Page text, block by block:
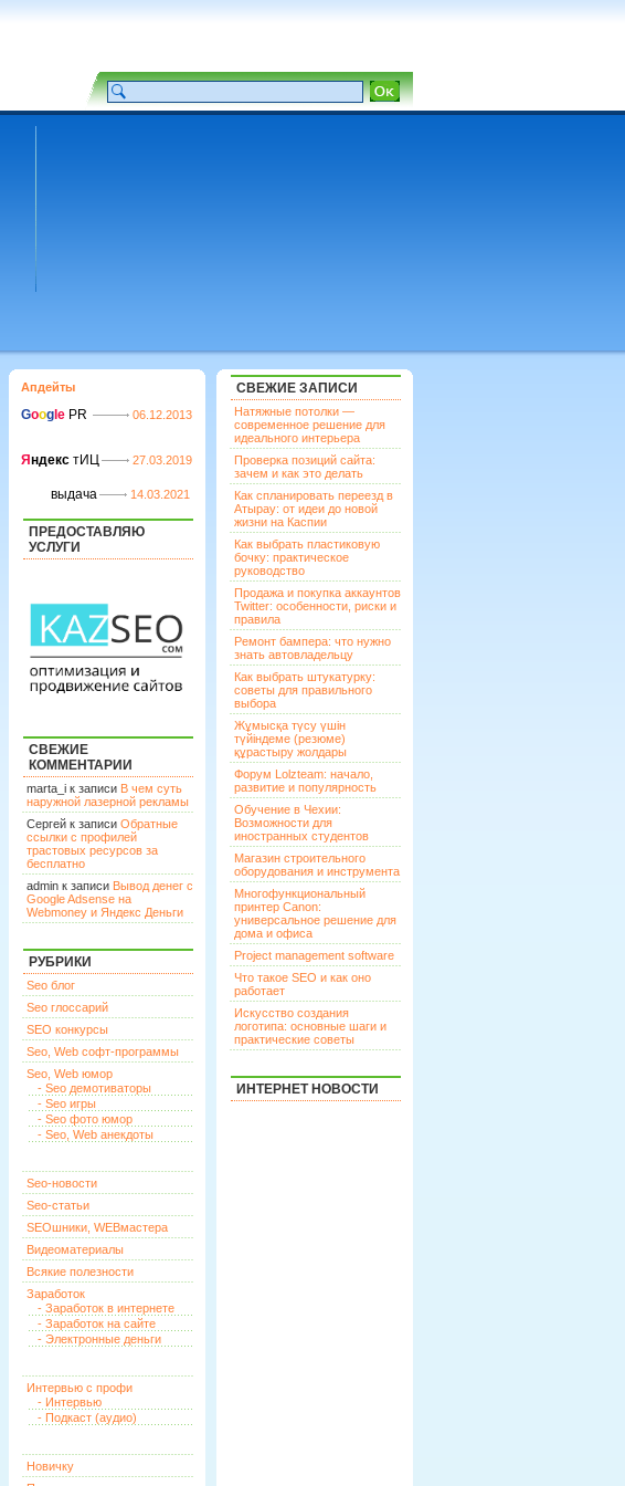
Апдейты
Goog le PR 06.12.2013
Я ндекс тИЦ 27.03.2019
выдача 14.03.2021
ПРЕДОСТАВЛЯЮ
УСЛУГИ
СВЕЖИЕ
КОММЕНТАРИИ
marta_i к записи В чем суть
наружной лазерной рекламы
Сергей к записи Обратные
ссылки с профилей
трастовых ресурсов за
бесплатно
admin к записи Вывод денег с
Google Adsense на
Webmoney и Яндекс Деньги
РУБРИКИ
Seo блог
Seo глоссарий
SEO конкурсы
Seo, Web софт-программы
Seo, Web юмор
- Seo демотиваторы
- Seo игры
- Seo фото юмор
- Seo, Web анекдоты
Seo-новости
Seo-статьи
SEOшники, WEBмастера
Видеоматериалы
Всякие полезности
Заработок
- Заработок в интернете
- Заработок на сайте
- Электронные деньги
Интервью с профи
- Интервью
- Подкаст (аудио)
Новичку
СВЕЖИЕ ЗАПИСИ
Натяжные потолки —
современное решение для
идеального интерьера
Проверка позиций сайта:
зачем и как это делать
Как спланировать переезд в
Атырау: от идеи до новой
жизни на Каспии
Как выбрать пластиковую
бочку: практическое
руководство
Продажа и покупка аккаунтов
Twitter: особенности, риски и
правила
Ремонт бампера: что нужно
знать автовладельцу
Как выбрать штукатурку:
советы для правильного
выбора
Жұмысқа түсу үшін
түйіндеме (резюме)
құрастыру жолдары
Форум Lolzteam: начало,
развитие и популярность
Обучение в Чехии:
Возможности для
иностранных студентов
Магазин строительного
оборудования и инструмента
Многофункциональный
принтер Canon:
универсальное решение для
дома и офиса
Project management software
Что такое SEO и как оно
работает
Искусство создания
логотипа: основные шаги и
практические советы
ИНТЕРНЕТ НОВОСТИ